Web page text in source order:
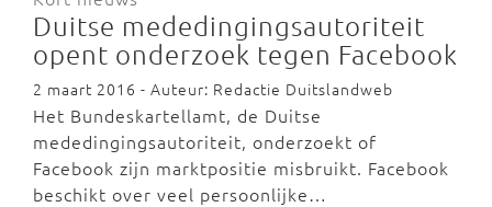
Duitse mededingingsautoriteit
opent onderzoek tegen Facebook
2 maart 2016 - Auteur: Redactie Duitslandweb
Het Bundeskartellamt, de Duitse
mededingingsautoriteit, onderzoekt of
Facebook zijn marktpositie misbruikt. Facebook
beschikt over veel persoonlijke…